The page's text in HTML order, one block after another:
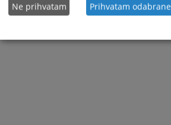
Ne prihvatam Prihvatam odabrane